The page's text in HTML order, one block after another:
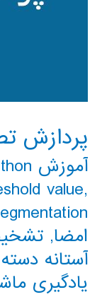
پردازش
آموزش python
value,
امضا,
آستانه
یادگیری